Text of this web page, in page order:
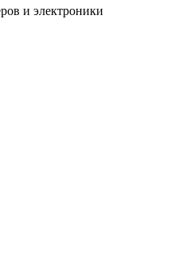
и электроники